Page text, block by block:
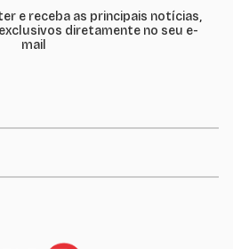
e receba as principais notícias,
diretamente no seu e-
mail